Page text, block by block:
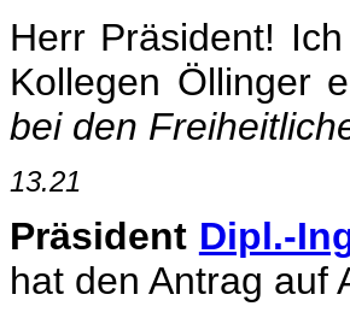
Herr Präsident!
Kollegen Öllinger
bei den
13.21
Präsident Dipl.-
hat den Antrag auf